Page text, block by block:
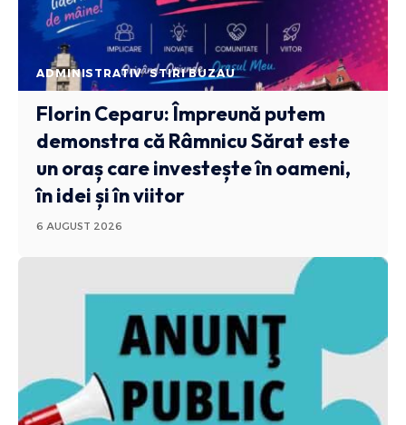
ADMINISTRATIV STIRI BUZAU
Florin Ceparu: Împreună putem
demonstra că Râmnicu Sărat este
un oraș care investește în oameni,
în idei și în viitor
6 AUGUST 2026